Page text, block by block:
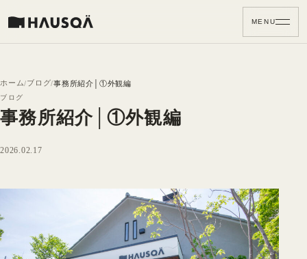
MENU
ホーム ブログ 事務所紹介│①外観編
ブログ
事務所紹介│①外観編
2026.02.17